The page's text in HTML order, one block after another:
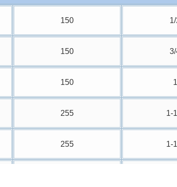
150
150 3/
150
255 1-
255 1-